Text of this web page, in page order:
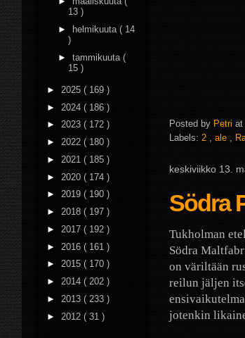
Posted by Petri at
Labels: 2 ale
keskiviikko 13.
Södra
Tukholman
Södra
on väriltään
reilun jäljen
jotenkin
13 )
►
helmikuuta ( 14
)
► tammikuuta (
15 )
► 2025 ( 169 )
► 2024 ( 186 )
► 2023 ( 172 )
► 2022 ( 180 )
► 2021 ( 185 )
► 2020 ( 174 )
► 2019 ( 190 )
► 2018 ( 197 )
► 2017 ( 192 )
► 2016 ( 161 )
► 2015 ( 170 )
► 2014 ( 202 )
► 2013 ( 233 )
► 2012 ( 31 )